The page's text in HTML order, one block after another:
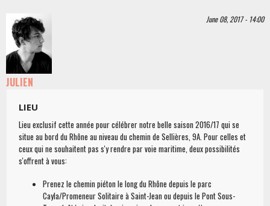
JULIEN
June 08, 2017 - 14:00
LIEU
Lieu exclusif cette année pour célébrer notre belle saison 2016/17 qui se
situe au bord du Rhône au niveau du chemin de Sellières, 9A. Pour celles et
ceux qui ne souhaitent pas s'y rendre par voie maritime, deux possibilités
s'offrent à vous:
Prenez le chemin piéton le long du Rhône depuis le parc
Cayla/Promeneur Solitaire à Saint-Jean ou depuis le Pont Sous-